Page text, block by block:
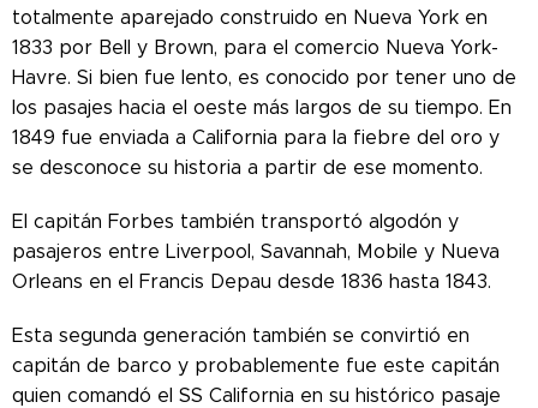
totalmente aparejado construido en Nueva York en
1833 por Bell y Brown, para el comercio Nueva York-
Havre. Si bien fue lento, es conocido por tener uno de
los pasajes hacia el oeste más largos de su tiempo. En
1849 fue enviada a California para la fiebre del oro y
se desconoce su historia a partir de ese momento.
El capitán Forbes también transportó algodón y
pasajeros entre Liverpool, Savannah, Mobile y Nueva
Orleans en el Francis Depau desde 1836 hasta 1843.
Esta segunda generación también se convirtió en
capitán de barco y probablemente fue este capitán
quien comandó el SS California en su histórico pasaje